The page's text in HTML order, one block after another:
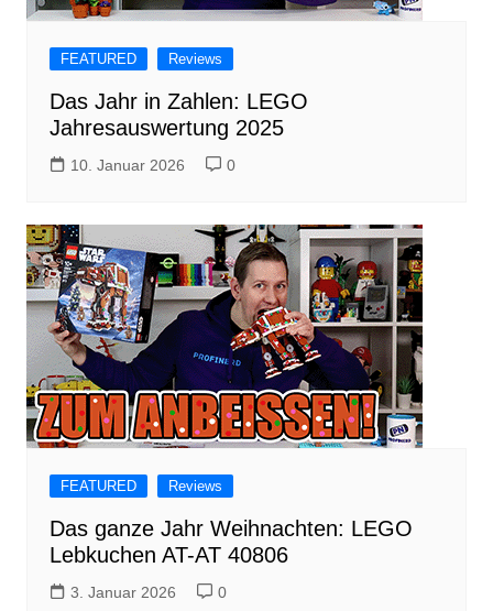
FEATURED Reviews
Das Jahr in Zahlen: LEGO
Jahresauswertung 2025
10. Januar 2026 0
FEATURED Reviews
Das ganze Jahr Weihnachten: LEGO
Lebkuchen AT-AT 40806
3. Januar 2026 0